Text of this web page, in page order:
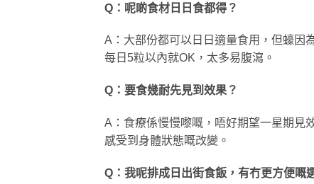
Q：呢啲食材日日食都得？
A：大部份都可以日日適量食用，但蠔因
每日5粒以內就OK，太多易腹瀉。
Q：要食幾耐先見到效果？
A：食療係慢慢嚟嘅，唔好期望一星期見
感受到身體狀態嘅改變。
Q：我呢排成日出街食飯，有冇更方便嘅